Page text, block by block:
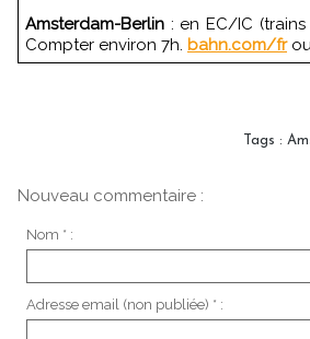
Amsterdam-Berlin : en EC/IC
Compter environ 7h. bahn.com/fr
Tags :
Nouveau commentaire :
Nom * :
Adresse email (non publiée) * :